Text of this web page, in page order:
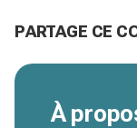
PARTAGE CE
À